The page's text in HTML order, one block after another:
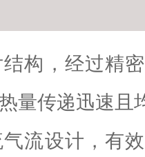
结构，经过精
量传递迅速且
气流设计，有